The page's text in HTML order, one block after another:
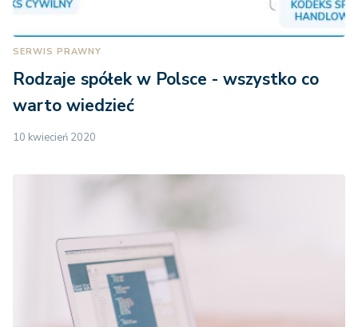
SERWIS PRAWNY
Rodzaje spółek w Polsce - wszystko co
warto wiedzieć
10 kwiecień 2020